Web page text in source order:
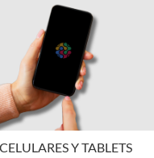
CELULARES Y TABLETS